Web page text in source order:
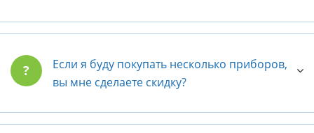
?
Если я буду покупать несколько приборов,
вы мне сделаете скидку?